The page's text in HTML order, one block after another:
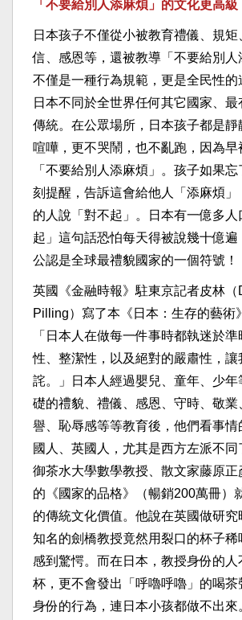
「不要給別人添麻煩」的文化更高級
日本孩子不僅從小被教育禮儀、規
信、感恩等，還被教導「不要給別人
不僅是一種行為規範，更是全民性的
日本不同於全世界任何其它國家、
傳統。在公眾場所，日本孩子都是靜
喧嘩，更不哭鬧，也不亂跑，因為早
「不要給別人添麻煩」。孩子如果
刻提醒，告訴這會給他人「添麻煩」
的人說「對不起」。日本有一億多人
起」這句話恐怕每天得被說幾十億遍
公認是全球最禮貌國家的一個符號！
英國《金融時報》駐東京記者皮林（
Pilling）寫了本《日本：生存的藝術
「日本人在做每一件事時都執迷於
性、整潔性，以及絕對的嚴肅性，讓
詫。」日本人經過嬰兒、童年、少年
礎的禮貌、禮儀、感恩、守時、敬業
譽、恥辱感等等教育後，他們看事情
國人、英國人，尤其是西方左派不
御茶水大學數學教授、散文家藤原正
的《國家的品格》（暢銷200萬冊）
的傳統文化價值。他說在英國做研究
知名的劍橋教授竟然用裂口的杯子稀
感到驚愕。而在日本，教授身份的人
杯，更不會發出「呼嚕呼嚕」的喝茶
身份的行為，連日本小孩都做不出來